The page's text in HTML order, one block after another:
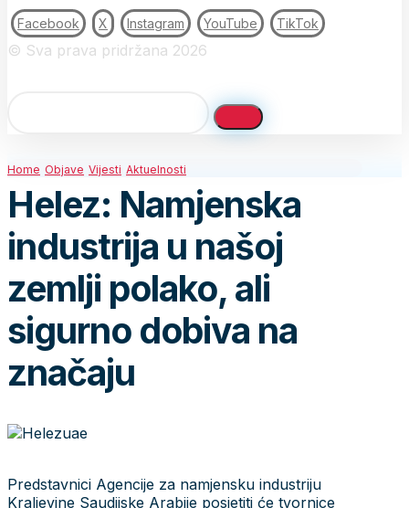
Facebook X Instagram YouTube TikTok
© Sva prava pridržana 2026
Home Objave Vijesti Aktuelnosti
Helez: Namjenska
industrija u našoj
zemlji polako, ali
sigurno dobiva na
značaju
Predstavnici Agencije za namjensku industriju
Kraljevine Saudijske Arabije posjetiti će tvornice